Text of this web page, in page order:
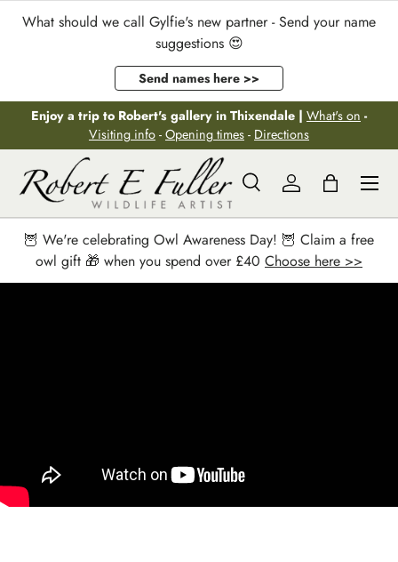
Aller au contenu
What should we call Gylfie's new partner - Send your name
suggestions 😍
Send names here >>
Enjoy a trip to Robert's gallery in Thixendale | What's on -
Visiting info - Opening times - Directions
Recherche
Rechercher
RechercheSe connecter
Panier
Menu
🦉 We're celebrating Owl Awareness Day! 🦉 Claim a free
owl gift 🎁 when you spend over £40 Choose here >>